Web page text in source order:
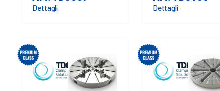
Dettagli Dettagli